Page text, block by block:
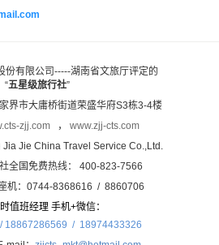
份有限公司-----湖南省文旅厅评定的
“五星级旅行社”
界市大庸桥街道荣盛华府S3栋3-4楼
zjj.com ，www.zjj-cts.com
Jia Jie China Travel Service Co.,Ltd.
全国免费热线： 400-823-7566
机：0744-8368616 / 8860706
值班经理 手机+微信：
18867286569 / 18974433326